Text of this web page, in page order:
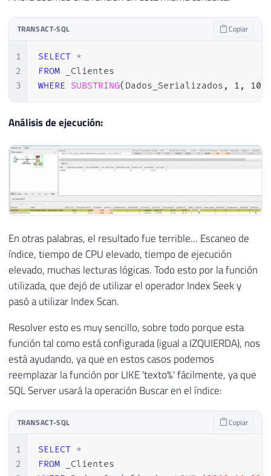
TRANSACT-SQL Copiar
1
2
3
SELECT *
FROM
WHERE SUBSTRING( Dados_Serializados , 1 , 10
Análisis de ejecución:
En otras palabras, el resultado fue terrible... Escaneo de
índice, tiempo de CPU elevado, tiempo de ejecución
elevado, muchas lecturas lógicas. Todo esto por la función
utilizada, que dejó de utilizar el operador Index Seek y
pasó a utilizar Index Scan.
Resolver esto es muy sencillo, sobre todo porque esta
función tal como está configurada (igual a IZQUIERDA), nos
está ayudando, ya que en estos casos podemos
reemplazar la función por LIKE 'texto%' fácilmente, ya que
SQL Server usará la operación Buscar en el índice:
TRANSACT-SQL Copiar
1
2
SELECT *
FROM